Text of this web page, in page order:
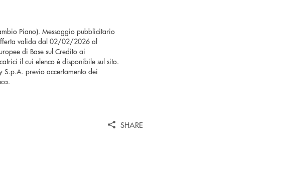
Piano). Messaggio pubblicitario
valida dal 02/02/2026 al
di Base sul Credito ai
il cui elenco è disponibile sul sito.
S.p.A. previo accertamento dei
SHARE